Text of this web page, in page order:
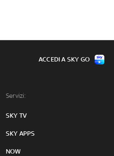
Servizi:
SKY TV
SKY APPS
NOW
ACCEDI A SKY GO